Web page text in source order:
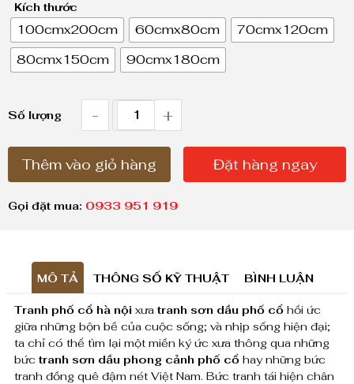
ả
n
:
t
8
0
,
0
Kích thước
100cmx200cm 60cmx80cm
70cmx120cm
80cmx150cm
90cmx180cm
Số lượng -
T
a
n
h
ố
c
ổ
+
Thêm vào giỏ hàng Đặt hàng ngay
Gọi đặt mua: 0933 951 919
MÔ TẢ THÔNG SỐ KỸ THUẬT BÌNH LUẬN
Tranh phố cổ hà nội xưa tranh sơn dầu phố cổ hồi ức
giữa những bộn bề của cuộc sống; và nhịp sống hiện đại;
ta chỉ có thể tìm lại một miền ký ức xưa thông qua những
bức tranh sơn dầu phong cảnh phố cổ hay những bức
tranh đồng quê đậm nét Việt Nam. Bức tranh tái hiện chân